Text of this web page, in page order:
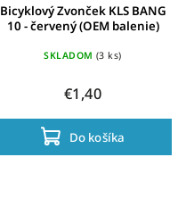
Bicyklový Zvonček KLS BANG
10 - červený (OEM balenie)
SKLADOM (3 ks)
€1,40
Do košíka